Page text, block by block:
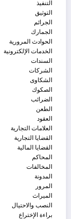
التنفيذ
التوثيق
الجرائم
الجمارك
الحوادث المرورية
الخدمات الإلكترونية
السندات
الشركات
الشكاوى
الصكوك
الضرائب
الطعن
العقود
العلامات التجارية
القضايا التجارية
القضايا المالية
المحاكم
المخالفات
المدونة
المرور
الميراث
النصب والاحتيال
براءة الإختراع